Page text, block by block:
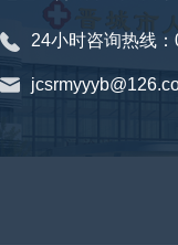
24小时咨询热线